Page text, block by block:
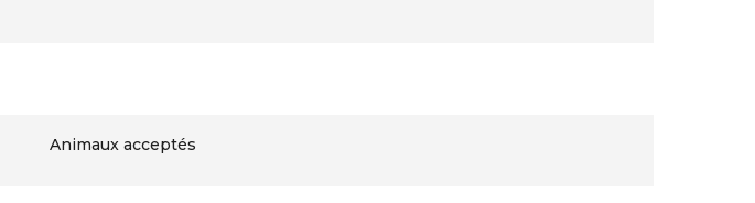
Animaux acceptés